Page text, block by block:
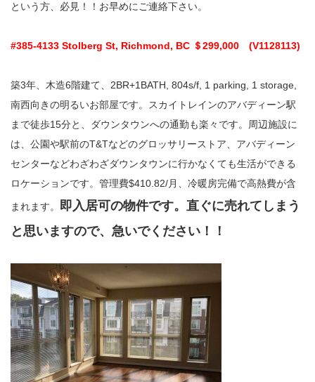
という方、必見！！お早めにご連絡下さい。
#385-4133 Stolberg St, Richmond, BC ＄299,000 (V1128113)
築3年、木造6階建て、2BR+1BATH, 804s/f, 1 parking, 1 storage,
南西向きの明るいお部屋です。スカイトレインのアバディーン駅
まで徒歩15分と、ダウンタウンへの通勤も楽々です。周辺施設に
は、公園や駅前のT&Tなどのグロッサリーストア、アバディーン
センターなどわざわざダウンタウンに行かなくても生活ができる
ロケーションです。管理費$410.82/月、冷暖房完備で高熱費が含
まれます。 即入居可の物件です。直ぐに売れてしまう
と思いますので、急いでください！！